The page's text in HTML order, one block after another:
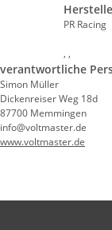
PR Racing
, ,
verantwortliche
Simon Müller
Dickenreiser Weg 18d
87700 Memmingen
info@voltmaster.de
www.voltmaster.de